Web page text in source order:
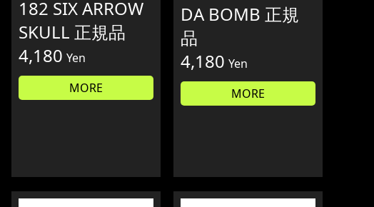
182 SIX ARROW
SKULL 正規品
4,180 Yen
MORE
DA BOMB 正規
品
4,180 Yen
MORE